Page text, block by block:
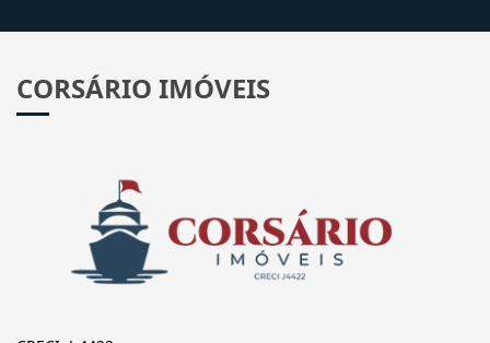
R$ 1.910.000,00
CORSÁRIO IMÓVEIS